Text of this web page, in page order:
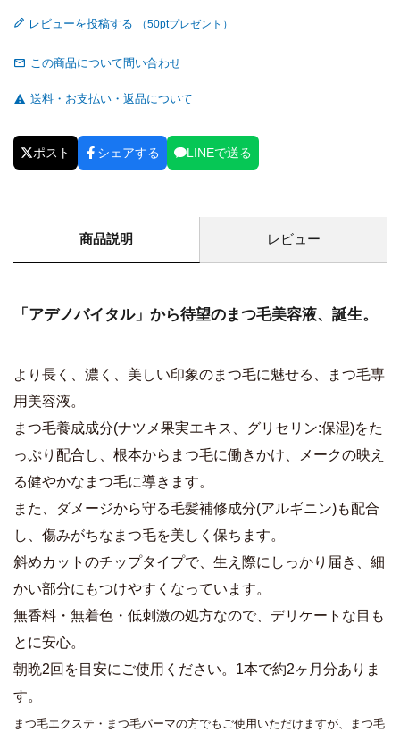
レビューを投稿する
この商品について問い合わせ
送料・お支払い・返品について
ポスト シェアする LINEで送る
商品説明 レビュー
「アデノバイタル」から待望のまつ毛美容液、誕生。
より長く、濃く、美しい印象のまつ毛に魅せる、まつ毛専
用美容液。
まつ毛養成成分(ナツメ果実エキス、グリセリン:保湿)をた
っぷり配合し、根本からまつ毛に働きかけ、メークの映え
る健やかなまつ毛に導きます。
また、ダメージから守る毛髪補修成分(アルギニン)も配合
し、傷みがちなまつ毛を美しく保ちます。
斜めカットのチップタイプで、生え際にしっかり届き、細
かい部分にもつけやすくなっています。
無香料・無着色・低刺激の処方なので、デリケートな目も
とに安心。
朝晩2回を目安にご使用ください。1本で約2ヶ月分ありま
す。
まつ毛エクステ・まつ毛パーマの方でもご使用いただけますが、まつ毛